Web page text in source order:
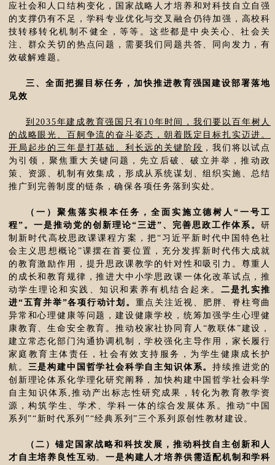
应社会和人口结构变化，国家战略人才培养和对科技自立自强
的支撑仍有不足，学科专业优化与交叉融合仍待加强，高校科
技转移转化机制不健全，等等。这些都是中央关心、社会关
注、群众关切的热点问题，需要我们同题共答、同向发力，有
效破解难题。
三、全面把握目标任务，加快推进教育强国建设部署落地
见效
到2035年建成教育强国只有10年时间，我们要以百年树人
的战略眼光、百舸争流的奋斗姿态，朝着既定目标扎实迈进。
开局起步的三年是打基础、利长远的关键阶段 ，我们将以试点
为引领，聚焦重大关键问题，先立后破、破立并举，推动政
策、资源、机制有效集成，形成从系统谋划、组织实施、总结
推广到完善制度的链条，确保各项任务落到实处。
（一）聚焦落实根本任务，全面实施立德树人“一号工
程”。一是推动党的创新理论“三进”、完善思政工作体系。研
制新时代高校思政课课程方案，把“习近平新时代中国特色社
会主义思想概论”课摆在首要位置，充分发挥新时代伟大成就
的教育激励作用，提升思政课教学的针对性和吸引力。尊重人
的成长和教育规律，推进大中小学思政课一体化改革试点，推
动学生理论和实践、知识和素养有机结合起来。 二是扎实推
进“五育并举”各项行动计划。 重点关注近视、肥胖、脊柱弯曲
异常和心理健康等问题，建设健康学校，统筹加强学生心理健
康教育、生命安全教育。推动校家社协同育人“教联体”建设，
建立常态化部门沟通协调机制，学校强化主导作用，家长履行
家庭教育主体责任，社会有效支持服务，为学生健康成长护
航。 三是构建中国哲学社会科学自主知识体系。持续推进党的
创新理论体系化学理化研究阐释，加快构建中国哲学社会科学
自主知识体系,推动产出标志性研究成果，转化为教育教学资
源，构筑学生、学术、学科一体的综合发展体系。推动“中国
系列”“新时代系列”“经典系列”三个系列原创性教材建设。
（二）锚定国家战略和科技发展，推动科技自主创新和人
才自主培养良性互动。一是构建人才培养供需适配机制和学科